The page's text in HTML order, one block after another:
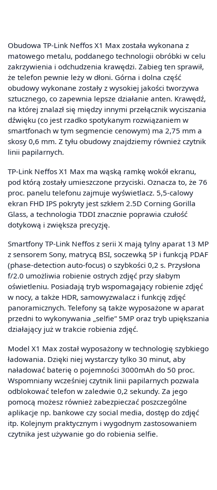
Obudowa TP-Link Neffos X1 Max została wykonana z
matowego metalu, poddanego technologii obróbki w celu
zakrzywienia i odchudzenia krawędzi. Zabieg ten sprawił,
że telefon pewnie leży w dłoni. Górna i dolna część
obudowy wykonane zostały z wysokiej jakości tworzywa
sztucznego, co zapewnia lepsze działanie anten. Krawędź,
na której znalazł się między innymi przełącznik wyciszania
dźwięku (co jest rzadko spotykanym rozwiązaniem w
smartfonach w tym segmencie cenowym) ma 2,75 mm a
skosy 0,6 mm. Z tyłu obudowy znajdziemy również czytnik
linii papilarnych.
TP-Link Neffos X1 Max ma wąską ramkę wokół ekranu,
pod którą zostały umieszczone przyciski. Oznacza to, że 76
proc. panelu telefonu zajmuje wyświetlacz. 5,5-calowy
ekran FHD IPS pokryty jest szkłem 2.5D Corning Gorilla
Glass, a technologia TDDI znacznie poprawia czułość
dotykową i zwiększa precyzję.
Smartfony TP-Link Neffos z serii X mają tylny aparat 13 MP
z sensorem Sony, matrycą BSI, soczewką 5P i funkcją PDAF
(phase-detection auto-focus) o szybkości 0,2 s. Przysłona
f/2.0 umożliwia robienie ostrych zdjęć przy słabym
oświetleniu. Posiadają tryb wspomagający robienie zdjęć
w nocy, a także HDR, samowyzwalacz i funkcję zdjęć
panoramicznych. Telefony są także wyposażone w aparat
przedni to wykonywania „selfie” 5MP oraz tryb upiększania
działający już w trakcie robienia zdjęć.
Model X1 Max został wyposażony w technologię szybkiego
ładowania. Dzięki niej wystarczy tylko 30 minut, aby
naładować baterię o pojemności 3000mAh do 50 proc.
Wspomniany wcześniej czytnik linii papilarnych pozwala
odblokować telefon w zaledwie 0,2 sekundy. Za jego
pomocą możesz również zabezpieczać poszczególne
aplikacje np. bankowe czy social media, dostęp do zdjęć
itp. Kolejnym praktycznym i wygodnym zastosowaniem
czytnika jest używanie go do robienia selfie.